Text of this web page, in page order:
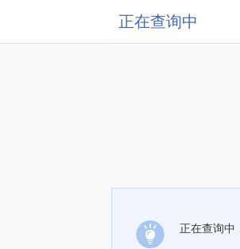
正在查询中
正在查询中